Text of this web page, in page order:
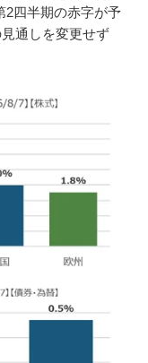
2四半期の赤字が予
通しを変更せず